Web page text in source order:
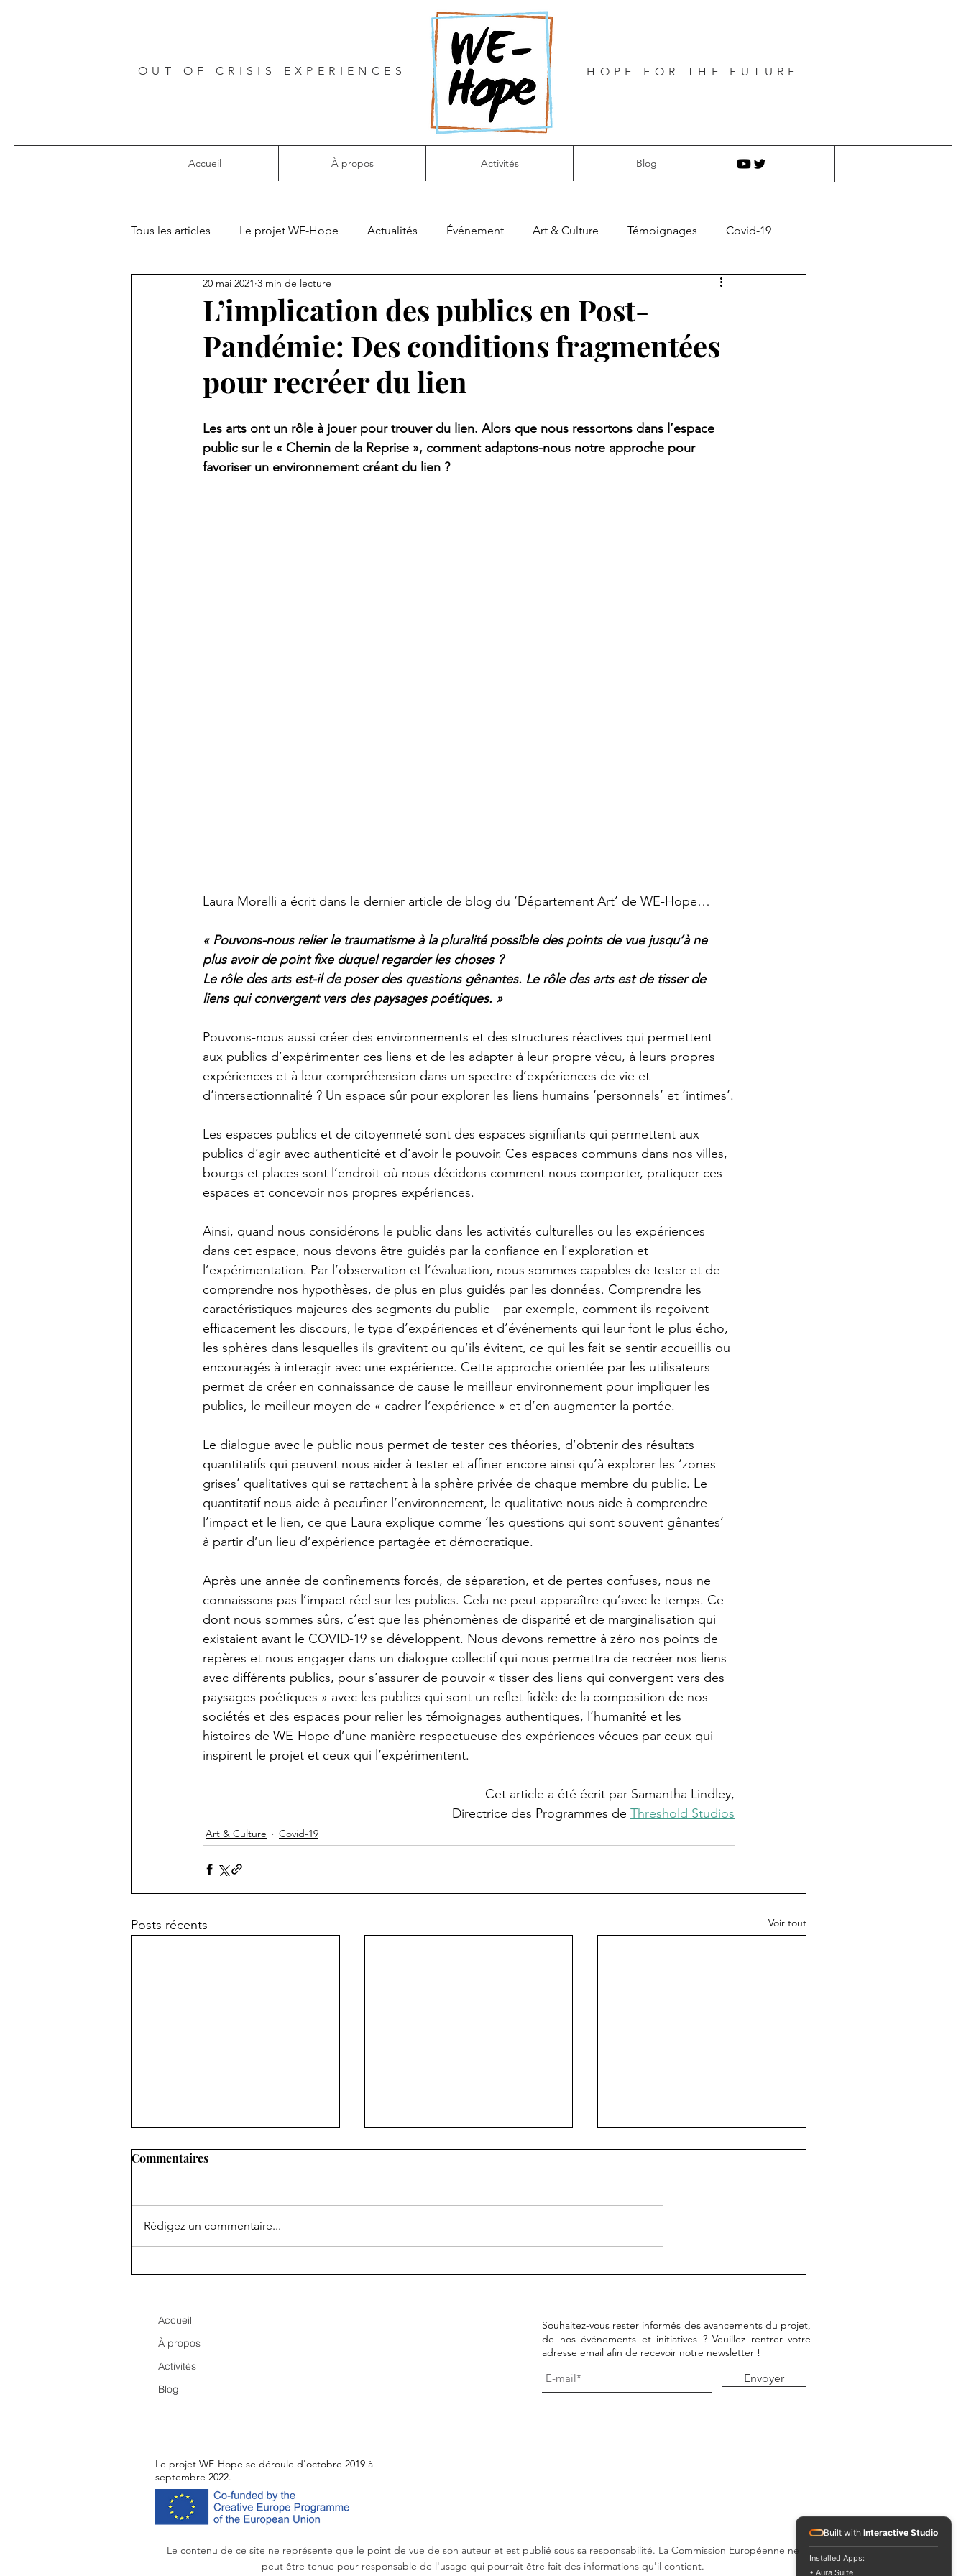
OUT OF CRISIS EXPERIENCES HOPE FOR THE FUTURE
Accueil À propos Activités Blog
Tous les articles Le projet WE-Hope Actualités Événement Art & Culture Témoignages Covid-19
Projets européens
L’implication des publics en Post-
Pandémie: Des conditions fragmentées
pour recréer du lien
20 mai 2021 3 min de lecture
Les arts ont un rôle à jouer pour trouver du lien. Alors que nous ressortons dans l’espace
public sur le « Chemin de la Reprise », comment adaptons-nous notre approche pour
favoriser un environnement créant du lien ?
Laura Morelli a écrit dans le dernier article de blog du ‘Département Art’ de WE-Hope…
« Pouvons-nous relier le traumatisme à la pluralité possible des points de vue jusqu’à ne
plus avoir de point fixe duquel regarder les choses ?
Le rôle des arts est-il de poser des questions gênantes. Le rôle des arts est de tisser de
liens qui convergent vers des paysages poétiques. »
Pouvons-nous aussi créer des environnements et des structures réactives qui permettent
aux publics d’expérimenter ces liens et de les adapter à leur propre vécu, à leurs propres
expériences et à leur compréhension dans un spectre d’expériences de vie et
d’intersectionnalité ? Un espace sûr pour explorer les liens humains ‘personnels’ et ‘intimes’.
Les espaces publics et de citoyenneté sont des espaces signifiants qui permettent aux
publics d’agir avec authenticité et d’avoir le pouvoir. Ces espaces communs dans nos villes,
bourgs et places sont l’endroit où nous décidons comment nous comporter, pratiquer ces
espaces et concevoir nos propres expériences.
Ainsi, quand nous considérons le public dans les activités culturelles ou les expériences
dans cet espace, nous devons être guidés par la confiance en l’exploration et
l’expérimentation. Par l’observation et l’évaluation, nous sommes capables de tester et de
comprendre nos hypothèses, de plus en plus guidés par les données. Comprendre les
caractéristiques majeures des segments du public – par exemple, comment ils reçoivent
efficacement les discours, le type d’expériences et d’événements qui leur font le plus écho,
les sphères dans lesquelles ils gravitent ou qu’ils évitent, ce qui les fait se sentir accueillis ou
encouragés à interagir avec une expérience. Cette approche orientée par les utilisateurs
permet de créer en connaissance de cause le meilleur environnement pour impliquer les
publics, le meilleur moyen de « cadrer l’expérience » et d’en augmenter la portée.
Le dialogue avec le public nous permet de tester ces théories, d’obtenir des résultats
quantitatifs qui peuvent nous aider à tester et affiner encore ainsi qu’à explorer les ‘zones
grises’ qualitatives qui se rattachent à la sphère privée de chaque membre du public. Le
quantitatif nous aide à peaufiner l’environnement, le qualitative nous aide à comprendre
l’impact et le lien, ce que Laura explique comme ‘les questions qui sont souvent gênantes’
à partir d’un lieu d’expérience partagée et démocratique.
Après une année de confinements forcés, de séparation, et de pertes confuses, nous ne
connaissons pas l’impact réel sur les publics. Cela ne peut apparaître qu’avec le temps. Ce
dont nous sommes sûrs, c’est que les phénomènes de disparité et de marginalisation qui
existaient avant le COVID-19 se développent. Nous devons remettre à zéro nos points de
repères et nous engager dans un dialogue collectif qui nous permettra de recréer nos liens
avec différents publics, pour s’assurer de pouvoir « tisser des liens qui convergent vers des
paysages poétiques » avec les publics qui sont un reflet fidèle de la composition de nos
sociétés et des espaces pour relier les témoignages authentiques, l’humanité et les
histoires de WE-Hope d’une manière respectueuse des expériences vécues par ceux qui
inspirent le projet et ceux qui l’expérimentent.
Cet article a été écrit par Samantha Lindley,
Directrice des Programmes de Threshold Studios
Art & Culture Covid-19
Posts récents Voir tout
pour la réinsertion des
réfugiés
Commentaires
Rédigez un commentaire...
Accueil
À propos
Activités
Blog
Souhaitez-vous rester informés des avancements du projet,
de nos événements et initiatives ? Veuillez rentrer votre
adresse email afin de recevoir notre newsletter !
Envoyer
Le projet WE-Hope se déroule d'octobre 2019 à
septembre 2022.
Le contenu de ce site ne représente que le point de vue de son auteur et est publié sous sa responsabilité. La Commission Européenne ne
peut être tenue pour responsable de l'usage qui pourrait être fait des informations qu'il contient.
Built with Interactive Studio
Installed Apps:
• Aura Suite